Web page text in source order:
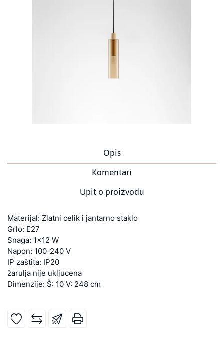
Opis
Komentari
Upit o proizvodu
Materijal: Zlatni celik i jantarno staklo
Grlo: E27
Snaga: 1x12 W
Napon: 100-240 V
IP zaštita: IP20
žarulja nije ukljucena
Dimenzije: Š: 10 V: 248 cm